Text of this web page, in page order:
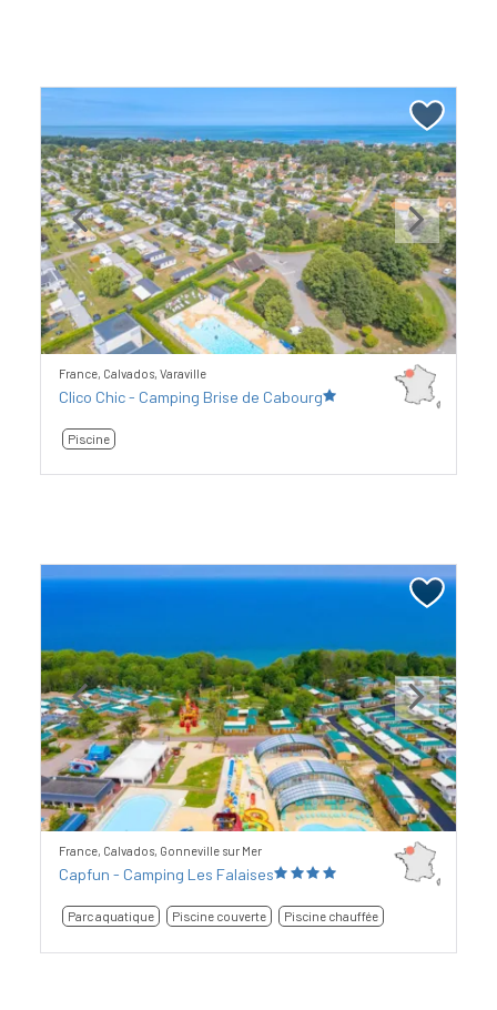
Previous Next
France, Calvados, Varaville
Clico Chic - Camping Brise de Cabourg
Piscine
Previous Next
France, Calvados, Gonneville sur Mer
Capfun - Camping Les Falaises
Parc aquatique Piscine couverte Piscine chauffée